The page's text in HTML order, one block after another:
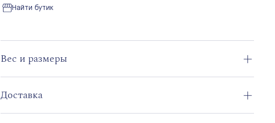
Найти бутик
Вес и размеры
Доставка